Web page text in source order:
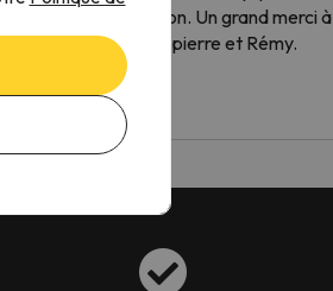
.
situation. Un grand merci à
Marie-pierre et Rémy.
BOB